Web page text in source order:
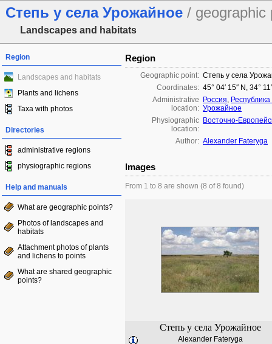
Степь у села Урожайное / geographic
Landscapes and habitats
Region
Landscapes and habitats
Plants and lichens
Taxa with photos
Directories
administrative regions
physiographic regions
Help and manuals
What are geographic points?
Photos of landscapes and
habitats
Attachment photos of plants
and lichens to points
What are shared geographic
points?
Region
Geographic point: Степь у села
Coordinates: 45° 04′ 15″ N, 34°
Administrative
location:
Россия,
Урожайное
Physiographic
location:
Восточно-
Author: Alexander Fateryga
Images
From 1 to 8 are shown (8 of 8 found)
Степь у села Урожайное
Alexander Fateryga